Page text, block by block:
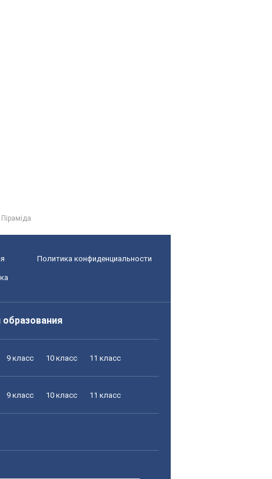
Политика конфиденциальности
9 класс 10 класс 11 класс
9 класс 10 класс 11 класс